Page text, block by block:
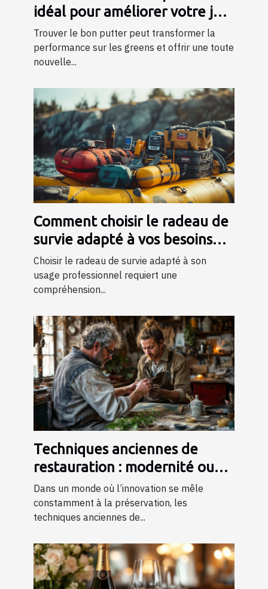
idéal pour améliorer votre jeu
?
Trouver le bon putter peut transformer la
performance sur les greens et offrir une toute
nouvelle...
Comment choisir le radeau de
survie adapté à vos besoins
professionnels ?
Choisir le radeau de survie adapté à son
usage professionnel requiert une
compréhension...
Techniques anciennes de
restauration : modernité ou
tradition ?
Dans un monde où l’innovation se mêle
constamment à la préservation, les
techniques anciennes de...